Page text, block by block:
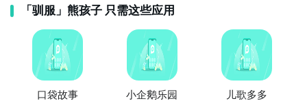
「驯服」熊孩子 只需这些应用
口袋故事 小企鹅乐园 儿歌多多